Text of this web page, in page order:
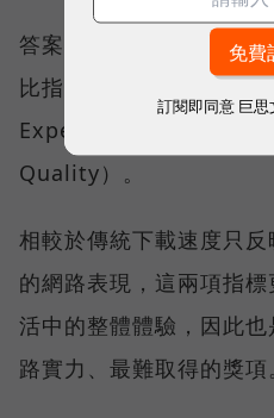
答案，就藏在
比指標──可靠性體驗（
Experience）與品質一
Quality）。
相較於傳統下載速度只
的網路表現，這兩項指
活中的整體體驗，因此
路實力、最難取得的獎項
訂閱即同意 巨思